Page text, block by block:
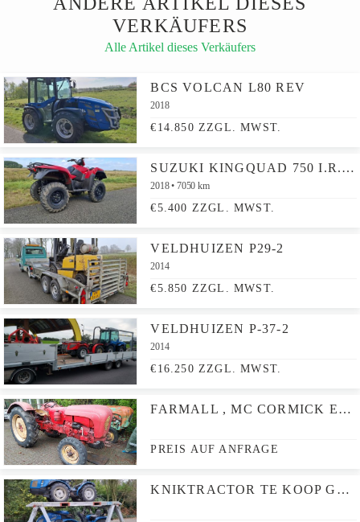
VERKÄUFERS
Alle Artikel dieses Verkäufers
BCS VOLCAN L80 REV
2018
€14.850 ZZGL. MWST.
SUZUKI KINGQUAD 750 I.R.S 50PK
2018 7050 km
€5.400 ZZGL. MWST.
VELDHUIZEN P29-2
2014
€5.850 ZZGL. MWST.
VELDHUIZEN P-37-2
2014
€16.250 ZZGL. MWST.
FARMALL , MC CORMICK EN VIERZON 100, DEERING
PREIS AUF ANFRAGE
KNIKTRACTOR TE KOOP GEVRAAGD KNIKTRACTOR